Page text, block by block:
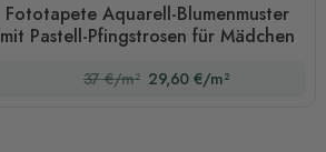
Fototapete Aquarell-Blumenmuster
mit Pastell-Pfingstrosen für Mädchen
37 €/m² 29,60 €/m²